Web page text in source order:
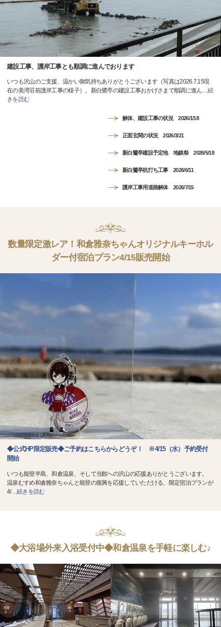
建設工事、護岸工事とも順調に進んでおります
いつも沢山のご支援、温かい御気持ちありがとうございます（写真は2026.7.15現
在の美湾荘前護岸工事の様子）。新白鷺亭の建設工事おかげさまで順調に進ん…続
きを読む
解体、建設工事の状況 2026/1/18
正面玄関の状況 2026/3/21
新白鷺亭建設予定地 地鎮祭 2026/5/18
新白鷺亭杭打ち工事 2026/6/11
護岸工事用道路解体 2026/7/15
数量限定激レア！和倉雅奈ちゃんオリジナルキーホル
ダー付宿泊プラン4/15販売開始
◆公式HP限定販売◆ご予約はこちらからどうぞ！ ※4/15（水）予約受付
開始
いつも能登半島、和倉温泉、そして当館への沢山の応援ありがとうございます。
温泉むすめ和倉雅奈ちゃんと能登の復興を応援していただける、限定宿泊プランが
4/…続きを読む
◆大浴場外来入浴受付中◆和倉温泉を手軽に楽しむ♪